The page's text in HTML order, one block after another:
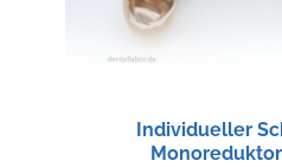
Individueller